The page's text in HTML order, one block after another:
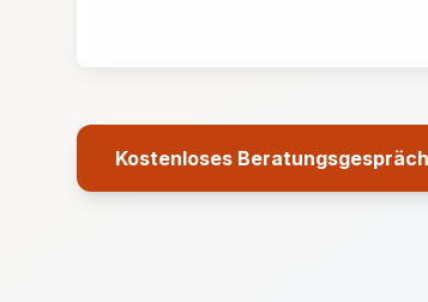
Kostenloses Beratungsgespräch
Primäre Aktion